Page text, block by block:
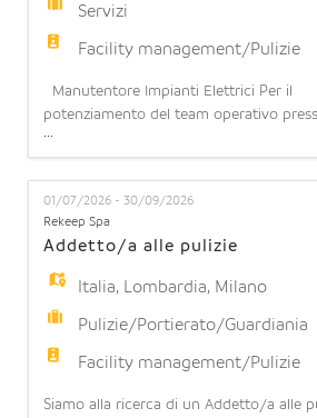
Servizi
Facility management/Pulizie
Manutentore Impianti Elettrici Per il
potenziamento del team operativo
Brindisi, siamo alla ricerca di un
Impianti Elettrici. Responsabilità
risorsa si occuperà di: - Garantire il
funzionamento degli impianti elettrici e
apparecchiature elettroniche; -
manutenzione o
...
01/07/2026 - 30/09/2026
Rekeep Spa
Addetto/a alle pulizie
Italia, Lombardia, Milano
Pulizie/Portierato/Guardiania
Facility management/Pulizie
Siamo alla ricerca di un Addetto/a alle